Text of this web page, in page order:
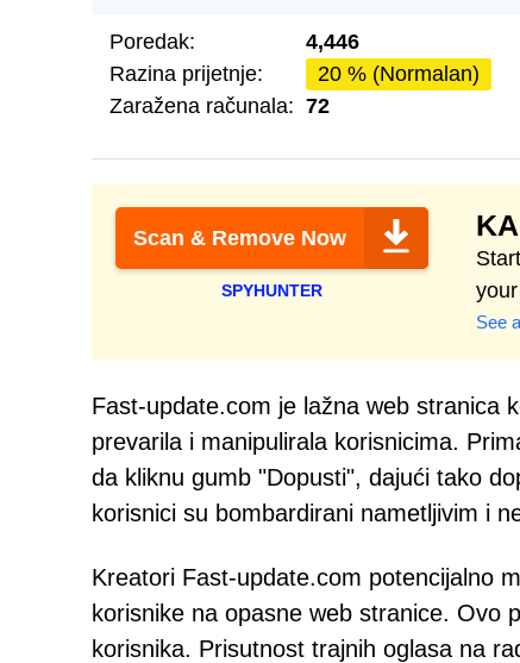
Poredak:
4,446
Razina prijetnje:
20 % (Normalan)
Zaražena računala: 72
Scan & Remove Now
SPYHUNTER
See
Fast-update.com je lažna web stranica
prevarila i manipulirala korisnicima.
da kliknu gumb "Dopusti", dajući tako
korisnici su bombardirani nametljivim i
Kreatori Fast-update.com potencijalno
korisnike na opasne web stranice. Ovo
korisnika. Prisutnost trajnih oglasa na